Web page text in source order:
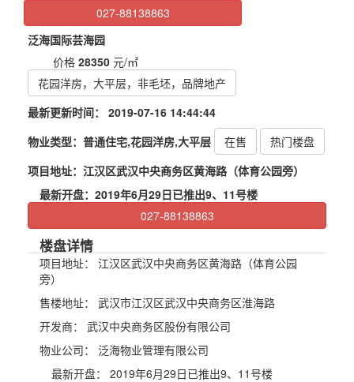
027-88138863
泛海国际芸海园
价格 28350 元/㎡
花园洋房，大平层，非毛坯，品牌地产
最新更新时间：
2019-07-16 14:44:44
物业类型： 普通住宅,花园洋房,大平层 在售
热门楼盘
项目地址： 江汉区武汉中央商务区黄海路（体育公园旁）
最新开盘： 2019年6月29日已推出9、11号楼
027-88138863
楼盘详情
项目地址：
江汉区武汉中央商务区黄海路（体育公园
旁）
售楼地址：
武汉市江汉区武汉中央商务区淮海路
开发商：
武汉中央商务区股份有限公司
物业公司：
泛海物业管理有限公司
最新开盘：
2019年6月29日已推出9、11号楼